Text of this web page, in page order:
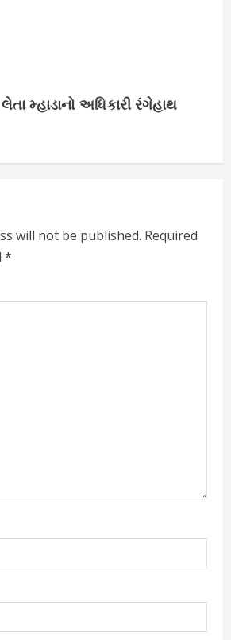
મ્હાડાનો અધિકારી રંગેહાથ
will not be published. Required
*